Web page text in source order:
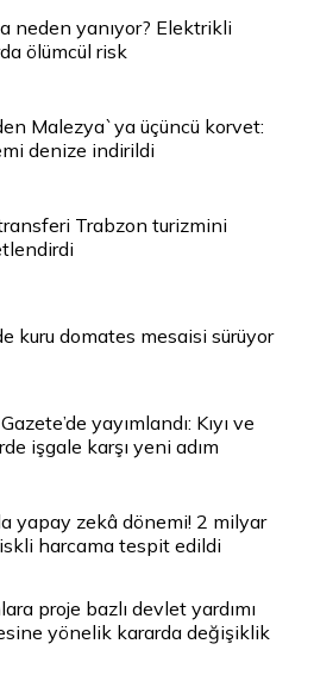
neden yanıyor? Elektrikli
ölümcül risk
Malezya`ya üçüncü korvet:
denize indirildi
Trabzon turizmini
kuru domates mesaisi sürüyor
yayımlandı: Kıyı ve
işgale karşı yeni adım
yapay zekâ dönemi! 2 milyar
harcama tespit edildi
proje bazlı devlet yardımı
yönelik kararda değişiklik